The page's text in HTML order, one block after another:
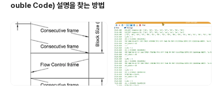
ouble Code) 설명을 찾는 방법